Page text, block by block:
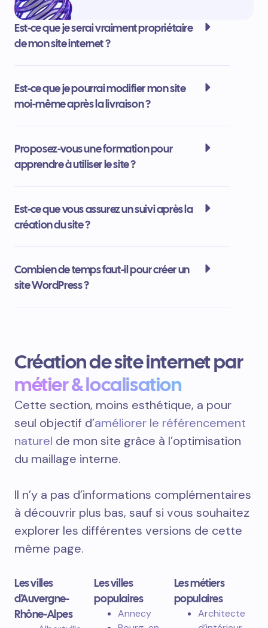
Est-ce que je serai vraiment propriétaire
de mon site internet ?
Est-ce que je pourrai modifier mon site
moi-même après la livraison ?
Proposez-vous une formation pour
apprendre à utiliser le site ?
Est-ce que vous assurez un suivi après la
création du site ?
Combien de temps faut-il pour créer un
site WordPress ?
Création de site internet par
métier & localisation
Cette section, moins esthétique, a pour
seul objectif d’améliorer le référencement
naturel de mon site grâce à l’optimisation
du maillage interne.
Il n’y a pas d’informations complémentaires
à découvrir plus bas, sauf si vous souhaitez
explorer les différentes versions de cette
même page.
Les villes
d'Auvergne-
Rhône-Alpes
Les villes
populaires
Annecy
Les métiers
populaires
Architecte